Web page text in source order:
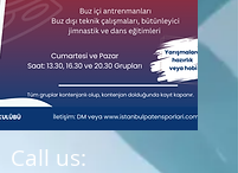
Call us: